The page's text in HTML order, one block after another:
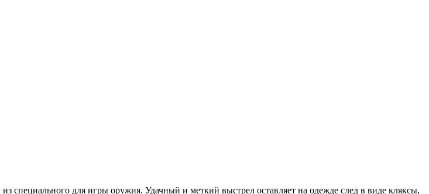
специального для игры оружия. Удачный и меткий выстрел оставляет на одежде след в виде кляксы,